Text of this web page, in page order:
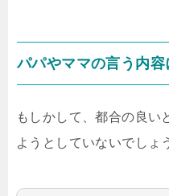
パパやママの言う内
もしかして、都合の良い
ようとしていないでしょ